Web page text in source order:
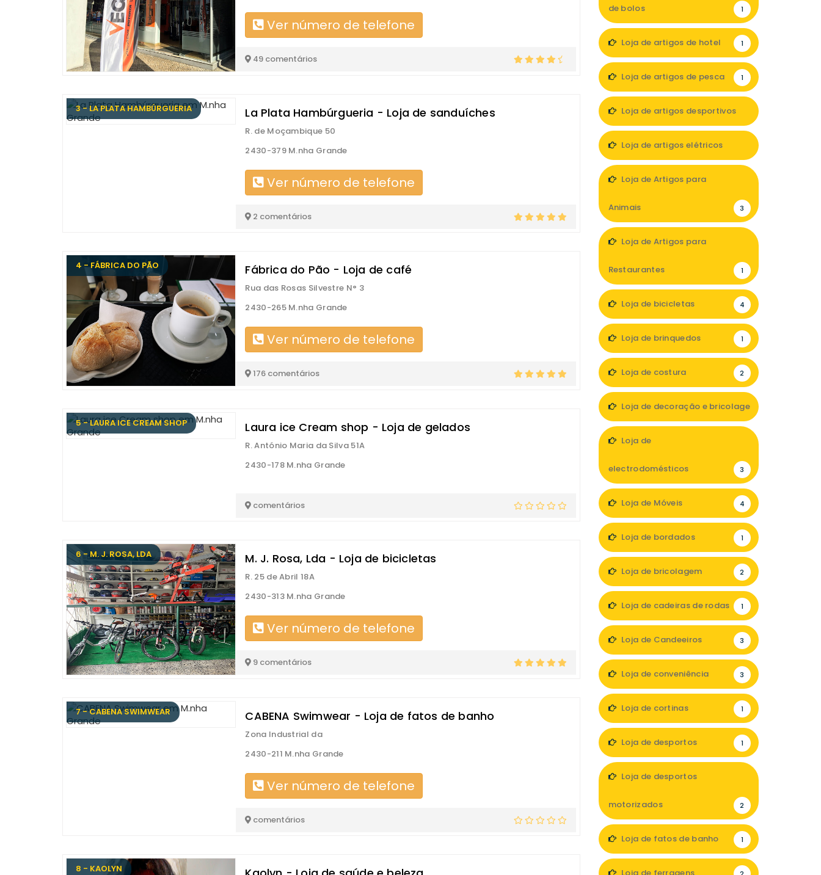
Ver número de telefone
49 comentários
3 - LA PLATA HAMBÚRGUERIA La Plata Hambúrgueria - Loja de sanduíches
R. de Moçambique 50
2430-379 M.nha Grande
Ver número de telefone
2 comentários
4 - FÁBRICA DO PÃO Fábrica do Pão - Loja de café
Rua das Rosas Silvestre N° 3
2430-265 M.nha Grande
Ver número de telefone
176 comentários
5 - LAURA ICE CREAM SHOP Laura ice Cream shop - Loja de gelados
R. António Maria da Silva 51A
2430-178 M.nha Grande
comentários
6 - M. J. ROSA, LDA M. J. Rosa, Lda - Loja de bicicletas
R. 25 de Abril 18A
2430-313 M.nha Grande
Ver número de telefone
9 comentários
7 - CABENA SWIMWEAR CABENA Swimwear - Loja de fatos de banho
Zona Industrial da
2430-211 M.nha Grande
Ver número de telefone
comentários
8 - KAOLYN
de bolos 1
Loja de artigos de hotel 1
Loja de artigos de pesca 1
Loja de artigos desportivos
Loja de artigos elétricos
Loja de Artigos para
Animais 3
Loja de Artigos para
Restaurantes 1
Loja de bicicletas 4
Loja de brinquedos 1
Loja de costura 2
Loja de decoração e bricolage
Loja de
electrodomésticos 3
Loja de Móveis 4
Loja de bordados 1
Loja de bricolagem 2
Loja de cadeiras de rodas 1
Loja de Candeeiros 3
Loja de conveniência 3
Loja de cortinas 1
Loja de desportos 1
Loja de desportos
motorizados 2
Loja de fatos de banho 1